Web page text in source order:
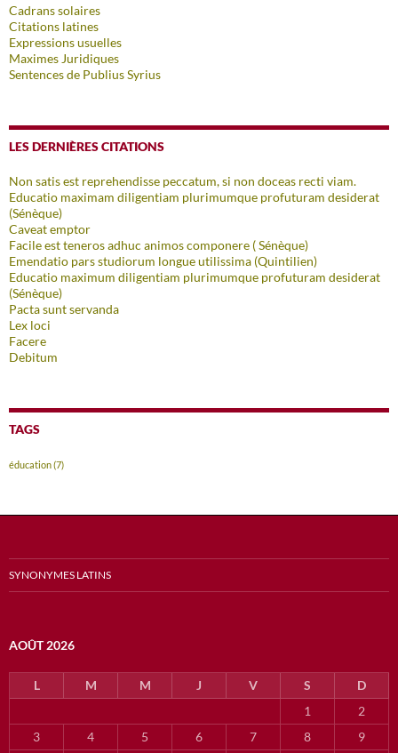
Cadrans solaires
Citations latines
Expressions usuelles
Maximes Juridiques
Sentences de Publius Syrius
LES DERNIÈRES CITATIONS
Non satis est reprehendisse peccatum, si non doceas recti viam.
Educatio maximam diligentiam plurimumque profuturam desiderat
(Sénèque)
Caveat emptor
Facile est teneros adhuc animos componere ( Sénèque)
Emendatio pars studiorum longue utilissima (Quintilien)
Educatio maximum diligentiam plurimumque profuturam desiderat
(Sénèque)
Pacta sunt servanda
Lex loci
Facere
Debitum
TAGS
éducation(7)
SYNONYMES LATINS
AOÛT 2026
L M M J V S
D
1
2
3
4 5 6 7 8 9